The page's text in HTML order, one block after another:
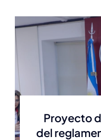
Proyecto
del